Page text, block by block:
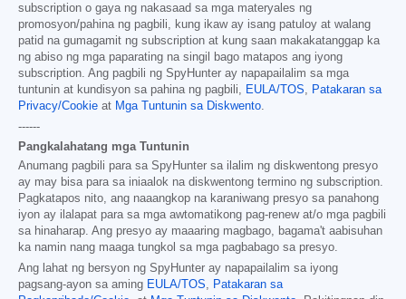
subscription o gaya ng nakasaad sa mga materyales ng
promosyon/pahina ng pagbili, kung ikaw ay isang patuloy at walang
patid na gumagamit ng subscription at kung saan makakatanggap ka
ng abiso ng mga paparating na singil bago matapos ang iyong
subscription. Ang pagbili ng SpyHunter ay napapailalim sa mga
tuntunin at kundisyon sa pahina ng pagbili, EULA/TOS, Patakaran sa
Privacy/Cookie at Mga Tuntunin sa Diskwento.
------
Pangkalahatang mga Tuntunin
Anumang pagbili para sa SpyHunter sa ilalim ng diskwentong presyo
ay may bisa para sa iniaalok na diskwentong termino ng subscription.
Pagkatapos nito, ang naaangkop na karaniwang presyo sa panahong
iyon ay ilalapat para sa mga awtomatikong pag-renew at/o mga pagbili
sa hinaharap. Ang presyo ay maaaring magbago, bagama't aabisuhan
ka namin nang maaga tungkol sa mga pagbabago sa presyo.
Ang lahat ng bersyon ng SpyHunter ay napapailalim sa iyong
pagsang-ayon sa aming EULA/TOS, Patakaran sa